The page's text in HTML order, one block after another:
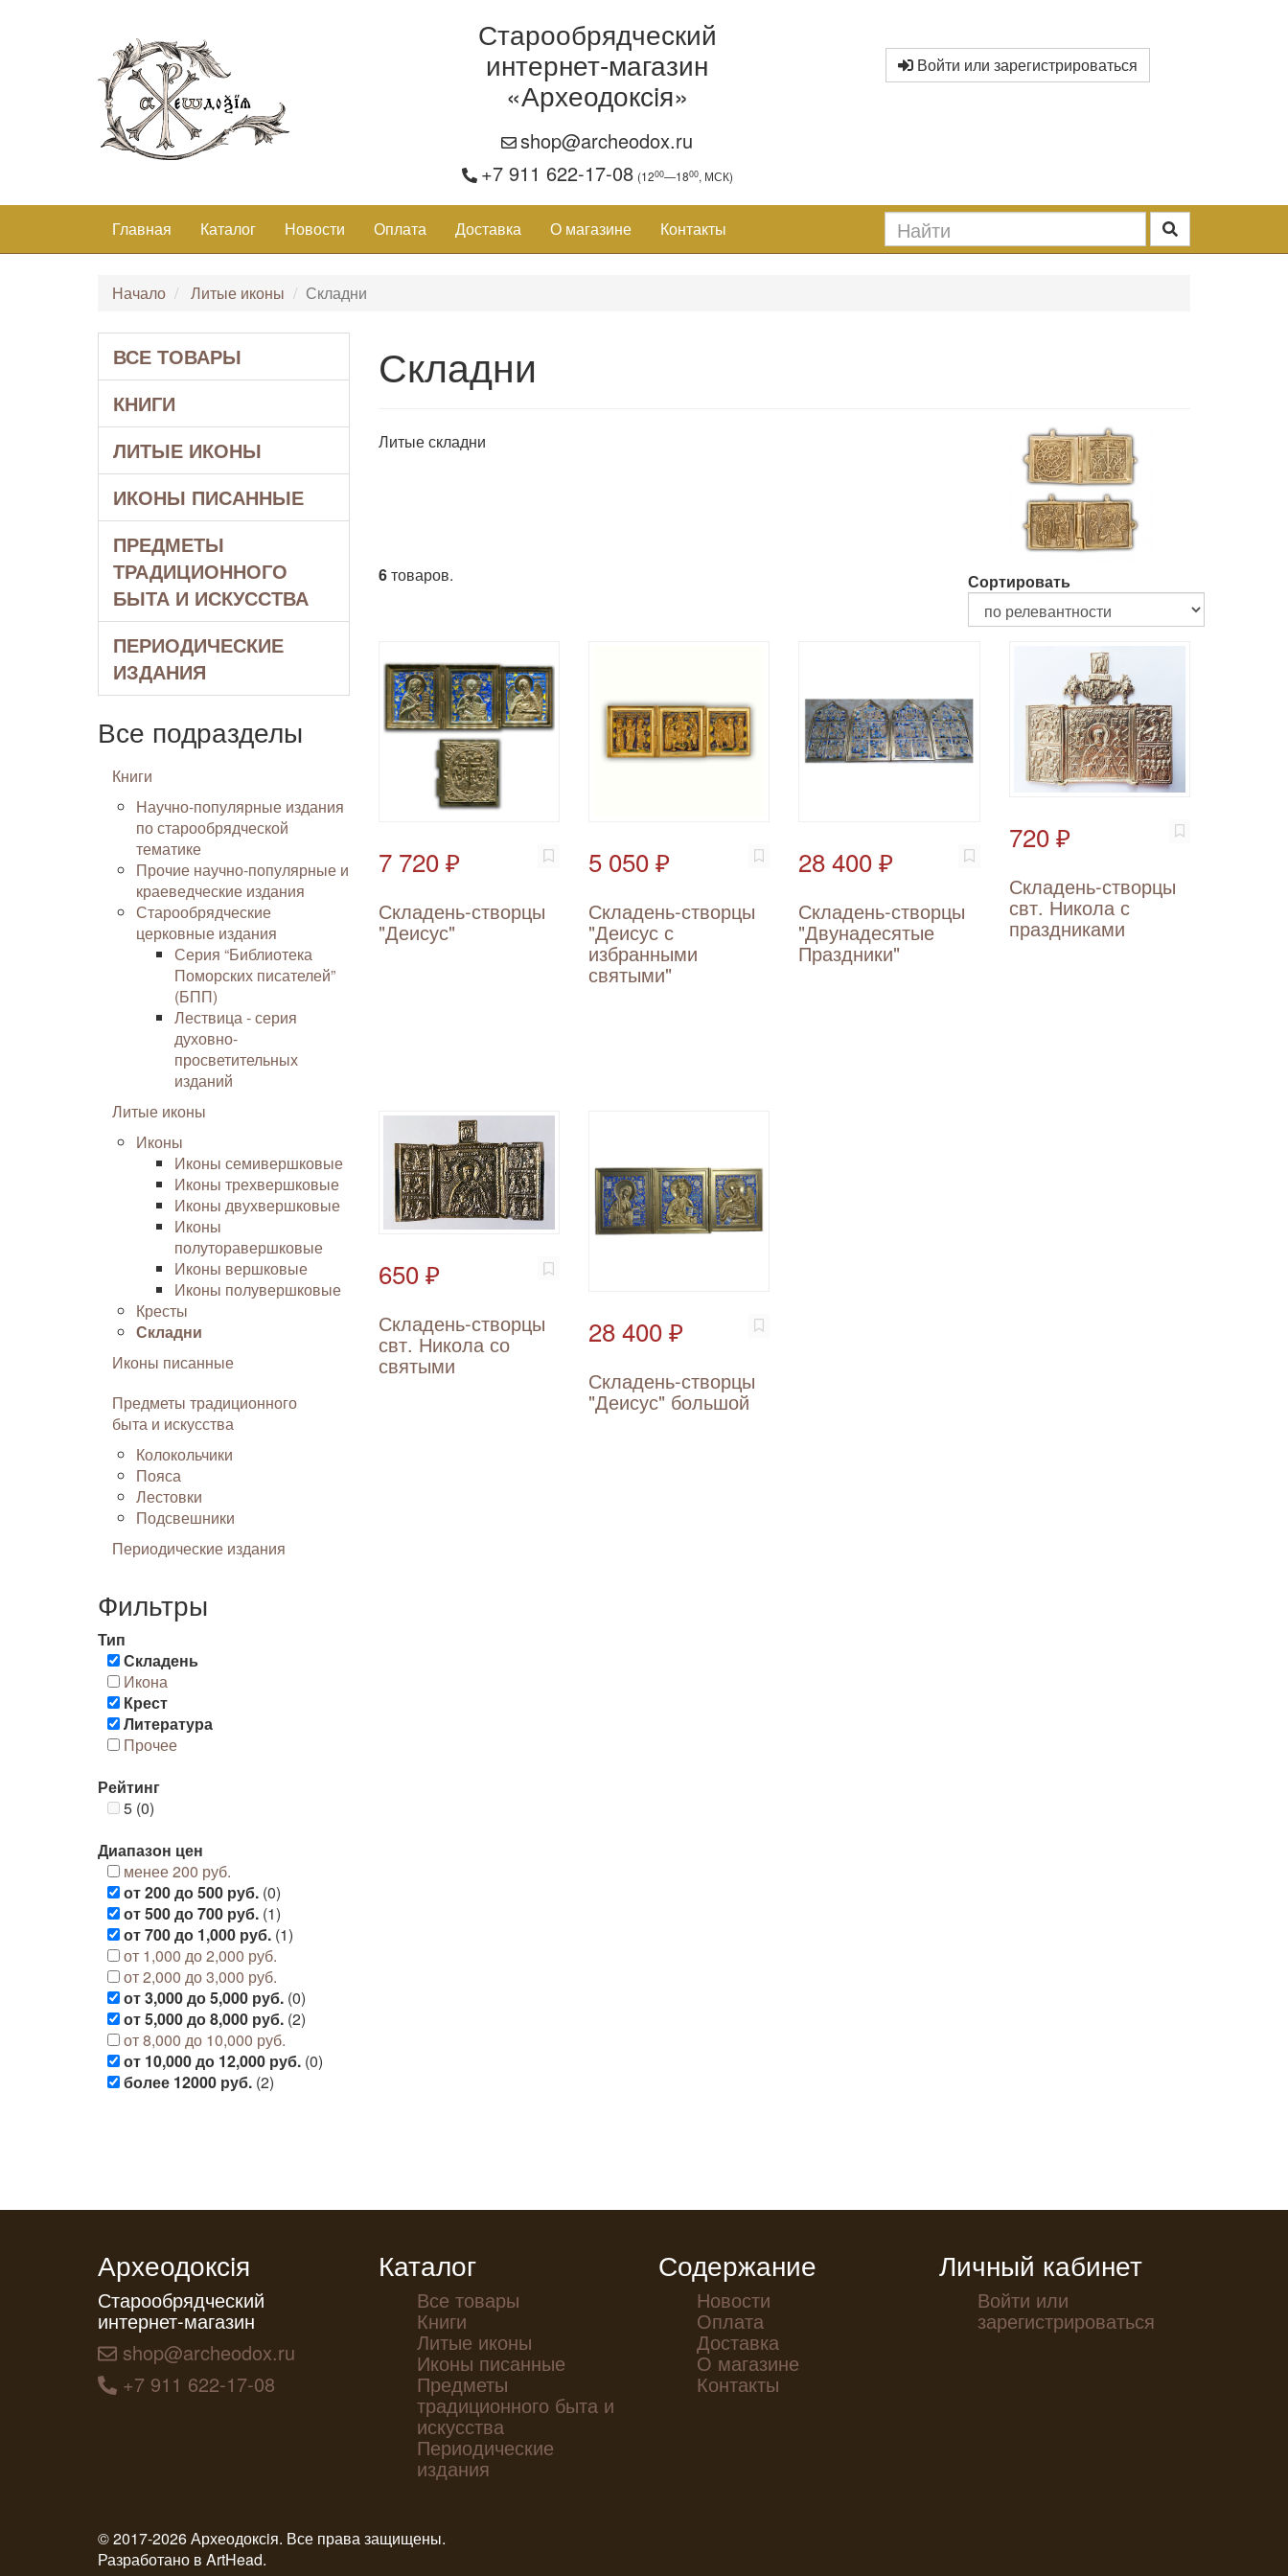
Старообрядческий
интернет-магазин
«Археодоксiя»
shop@archeodox.ru
+7 911 622-17-08 (1200—1800, МСК)
Войти или зарегистрироваться
Главная Каталог Новости Оплата Доставка О магазине Контакты
Начало Литые иконы Складни
ВСЕ ТОВАРЫ
КНИГИ
ЛИТЫЕ ИКОНЫ
ИКОНЫ ПИСАННЫЕ
ПРЕДМЕТЫ
ТРАДИЦИОННОГО
БЫТА И ИСКУССТВА
ПЕРИОДИЧЕСКИЕ
ИЗДАНИЯ
Все подразделы
Книги
Научно-популярные издания
по старообрядческой
тематике
Прочие научно-популярные и
краеведческие издания
Старообрядческие
церковные издания
Серия “Библиотека
Поморских писателей”
(БПП)
Лествица - серия
духовно-
просветительных
изданий
Литые иконы
Иконы
Иконы семивершковые
Иконы трехвершковые
Иконы двухвершковые
Иконы
полуторавершковые
Иконы вершковые
Иконы полувершковые
Кресты
Складни
Иконы писанные
Предметы традиционного
быта и искусства
Колокольчики
Пояса
Лестовки
Подсвешники
Периодические издания
Фильтры
Тип
Складень
Икона
Крест
Литература
Прочее
Рейтинг
5 (0)
Диапазон цен
менее 200 руб.
от 200 до 500 руб. (0)
от 500 до 700 руб. (1)
от 700 до 1,000 руб. (1)
от 1,000 до 2,000 руб.
от 2,000 до 3,000 руб.
от 3,000 до 5,000 руб. (0)
от 5,000 до 8,000 руб. (2)
от 8,000 до 10,000 руб.
от 10,000 до 12,000 руб. (0)
более 12000 руб. (2)
Складни
Литые складни
6товаров. Сортировать
7 720 ₽
Складень-створцы
"Деисус"
5 050 ₽
Складень-створцы
"Деисус с
избранными
святыми"
28 400 ₽
Складень-створцы
"Двунадесятые
Праздники"
720 ₽
Складень-створцы
свт. Никола с
праздниками
650 ₽
Складень-створцы
свт. Никола со
святыми
28 400 ₽
Складень-створцы
"Деисус" большой
Археодоксiя
Старообрядческий
интернет-магазин
shop@archeodox.ru
+7 911 622-17-08
Каталог
Все товары
Книги
Литые иконы
Иконы писанные
Предметы
традиционного быта и
искусства
Периодические
издания
Содержание
Новости
Оплата
Доставка
О магазине
Контакты
Личный кабинет
Войти или
зарегистрироваться
© 2017-2026 Археодоксiя. Все права защищены.
Разработано в ArtHead.